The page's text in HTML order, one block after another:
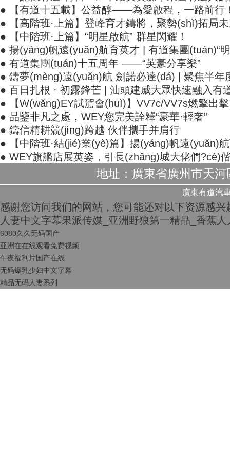
● 【有道十五載】公益醇——為愛啟程，一路前行
● 【高階班·上篇】登峰育才鑄將，聚勢(shì)拓局
● 【中階班·上篇】“明星啟航” 群星閃耀！
● 揚(yáng)帆遠(yuǎn)航育英才 | 有道集團(tuán)“明
● 有道集團(tuán)十五周年 ——“英豪分享樂”
● 鑄夢(mèng)遠(yuǎn)航 劍諾必達(dá) | 聚焦半
● 百日扎根 · 初露鋒芒 | 汕頭建威大眾快速融入有
● 【W(wǎng)EY試駕會(huì)】VV7c/VV7s燃擎出
● 品鑒非凡之處，WEY您完美詮釋“豪華·輕奢”
● 鑄信精耕競(jìng)跨越 伙伴攜手并肩行
● 【中階班·結(jié)業(yè)篇】揚(yáng)帆遠(yuǎn)航
● WEY旗艦店展英姿，引長(zhǎng)城大佬們?cè)
地址：廣東省廣州市天
廣東有道汽
感谢您访问我们的网站，您可能还对以下资源感兴
人妻中文字幕果派传媒_亚洲野狼第一精品_香蕉
6080久久无码国产
亚洲在在线观看免费视频
午夜福利片国产在线
无码爆乳少妇中文字幕
精品无码人妻系列